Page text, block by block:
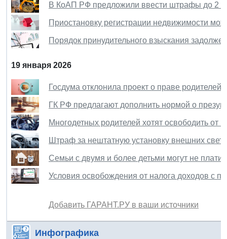
В КоАП РФ предложили ввести штрафы до 2
Приостановку регистрации недвижимости
Порядок принудительного взыскания
19 января 2026
Госдума отклонила проект о праве
ГК РФ предлагают дополнить нормой о
Многодетных родителей хотят освободить от
Штраф за нештатную установку внешних
Семьи с двумя и более детьми могут не
Условия освобождения от налога доходов с
Добавить ГАРАНТ.РУ в ваши источники
Инфографика